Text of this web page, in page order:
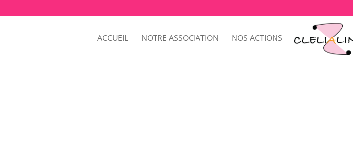
ACCUEIL NOTRE ASSOCIATION NOS ACTIONS